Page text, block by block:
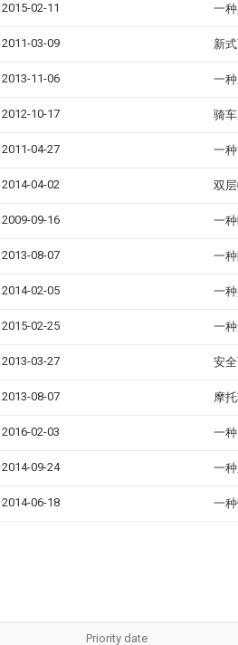
2015-02-11 一
2011-03-09 新
2013-11-06 一
2012-10-17 骑
2011-04-27 一
2014-04-02 双
2009-09-16 一
2013-08-07 一
2014-02-05 一
2015-02-25 一
2013-03-27 安
2013-08-07 摩
2016-02-03 一
2014-09-24 一
2014-06-18 一
Priority date